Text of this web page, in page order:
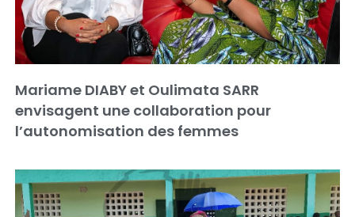
Mariame DIABY et Oulimata SARR
envisagent une collaboration pour
l’autonomisation des femmes